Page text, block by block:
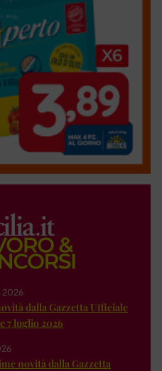
2026
dalla Gazzetta Ufficiale
7 luglio 2026
novità dalla Gazzetta